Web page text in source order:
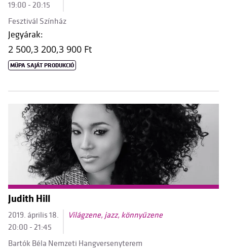
19:00 - 20:15
Fesztivál Színház
Jegyárak:
2 500,3 200,3 900 Ft
MÜPA SAJÁT PRODUKCIÓ
Judith Hill
2019. április 18.
20:00 - 21:45
Világzene, jazz, könnyűzene
Bartók Béla Nemzeti Hangversenyterem